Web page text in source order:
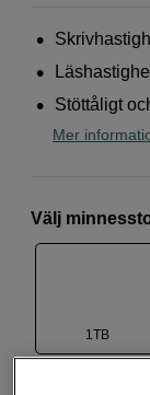
Stöttåligt
Mer
Välj
1TB